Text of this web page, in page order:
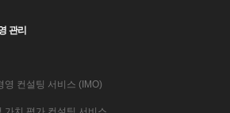
관리
영 컨설팅 서비스 (IMO)